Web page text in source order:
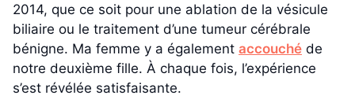
2014, que ce soit pour une ablation de la vésicule
biliaire ou le traitement d’une tumeur cérébrale
bénigne. Ma femme y a également accouché de
notre deuxième fille. À chaque fois, l’expérience
s’est révélée satisfaisante.